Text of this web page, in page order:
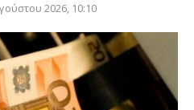
2026, 10:10